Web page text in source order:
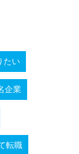
たい
企業
転職